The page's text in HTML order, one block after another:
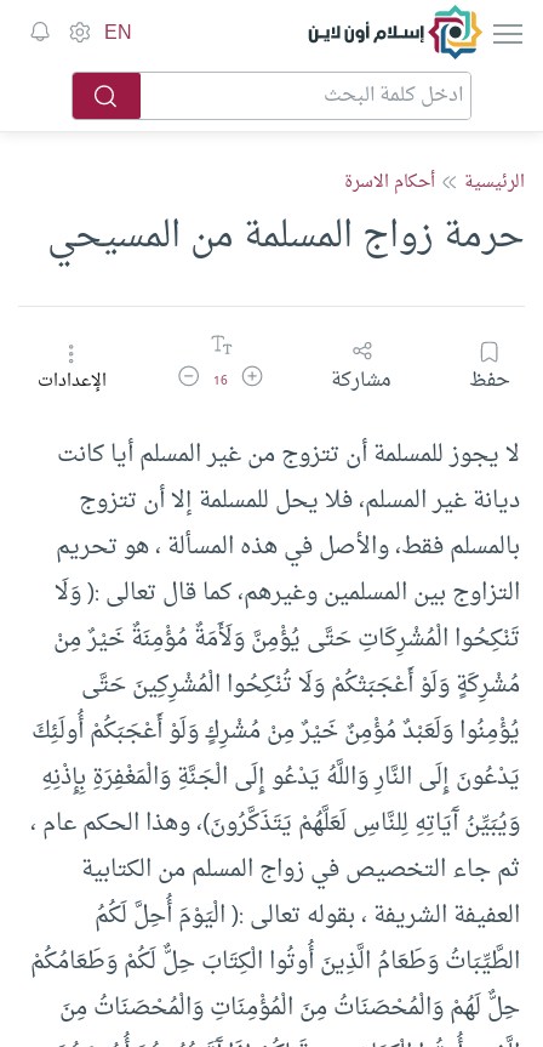
إسلام أون لاين EN
الرئيسية أحكام الاسرة
حرمة زواج المسلمة من المسيحي
حفظ مشاركة زيادة حجم الخط
16 تقليل حجم الخطالإعدادات
لا يجوز للمسلمة أن تتزوج من غير المسلم أيا كانت
ديانة غير المسلم، فلا يحل للمسلمة إلا أن تتزوج
بالمسلم فقط، والأصل في هذه المسألة ، هو تحريم
التزاوج بين المسلمين وغيرهم، كما قال تعالى :( وَلَا
تَنْكِحُوا الْمُشْرِكَاتِ حَتَّى يُؤْمِنَّ وَلَأَمَةٌ مُؤْمِنَةٌ خَيْرٌ مِنْ
مُشْرِكَةٍ وَلَوْ أَعْجَبَتْكُمْ وَلَا تُنْكِحُوا الْمُشْرِكِينَ حَتَّى
يُؤْمِنُوا وَلَعَبْدٌ مُؤْمِنٌ خَيْرٌ مِنْ مُشْرِكٍ وَلَوْ أَعْجَبَكُمْ أُولَئِكَ
يَدْعُونَ إِلَى النَّارِ وَاللَّهُ يَدْعُو إِلَى الْجَنَّةِ وَالْمَغْفِرَةِ بِإِذْنِهِ
وَيُبَيِّنُ آَيَاتِهِ لِلنَّاسِ لَعَلَّهُمْ يَتَذَكَّرُونَ)، وهذا الحكم عام ،
ثم جاء التخصيص في زواج المسلم من الكتابية
العفيفة الشريفة ، بقوله تعالى :( الْيَوْمَ أُحِلَّ لَكُمُ
الطَّيِّبَاتُ وَطَعَامُ الَّذِينَ أُوتُوا الْكِتَابَ حِلٌّ لَكُمْ وَطَعَامُكُمْ
حِلٌّ لَهُمْ وَالْمُحْصَنَاتُ مِنَ الْمُؤْمِنَاتِ وَالْمُحْصَنَاتُ مِنَ